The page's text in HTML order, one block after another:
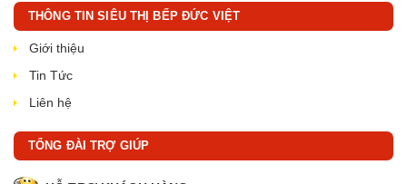
THÔNG TIN SIÊU THỊ BẾP ĐỨC VIỆT
Giới thiệu
Tin Tức
Liên hệ
TỔNG ĐÀI TRỢ GIÚP